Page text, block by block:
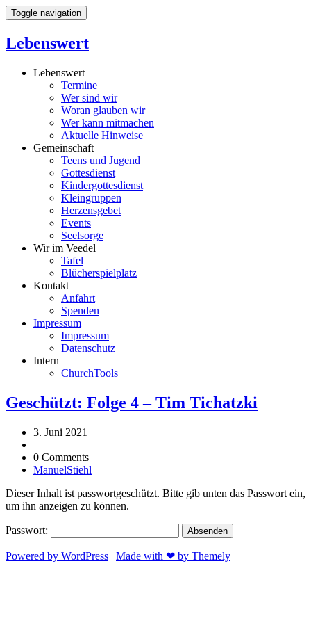
Toggle navigation
Lebenswert
Lebenswert
Termine
Wer sind wir
Woran glauben wir
Wer kann mitmachen
Aktuelle Hinweise
Gemeinschaft
Teens und Jugend
Gottesdienst
Kindergottesdienst
Kleingruppen
Herzensgebet
Events
Seelsorge
Wir im Veedel
Tafel
Blücherspielplatz
Kontakt
Anfahrt
Spenden
Impressum
Impressum
Datenschutz
Intern
ChurchTools
Geschützt: Folge 4 – Tim Tichatzki
3. Juni 2021
0 Comments
ManuelStiehl
Dieser Inhalt ist passwortgeschützt. Bitte gib unten das Passwort ein,
um ihn anzeigen zu können.
Passwort:
Powered by WordPress | Made with ❤ by Themely